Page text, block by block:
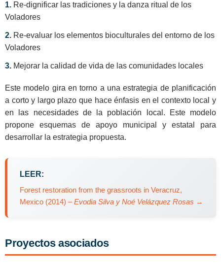
1. Re-dignificar las tradiciones y la danza ritual de los
Voladores
2. Re-evaluar los elementos bioculturales del entorno de los
Voladores
3. Mejorar la calidad de vida de las comunidades locales
Este modelo gira en torno a una estrategia de planificación
a corto y largo plazo que hace énfasis en el contexto local y
en las necesidades de la población local. Este modelo
propone esquemas de apoyo municipal y estatal para
desarrollar la estrategia propuesta.
LEER:
Forest restoration from the grassroots in Veracruz,
Mexico (2014) –Evodia Silva y Noé Velázquez Rosas →
Proyectos asociados